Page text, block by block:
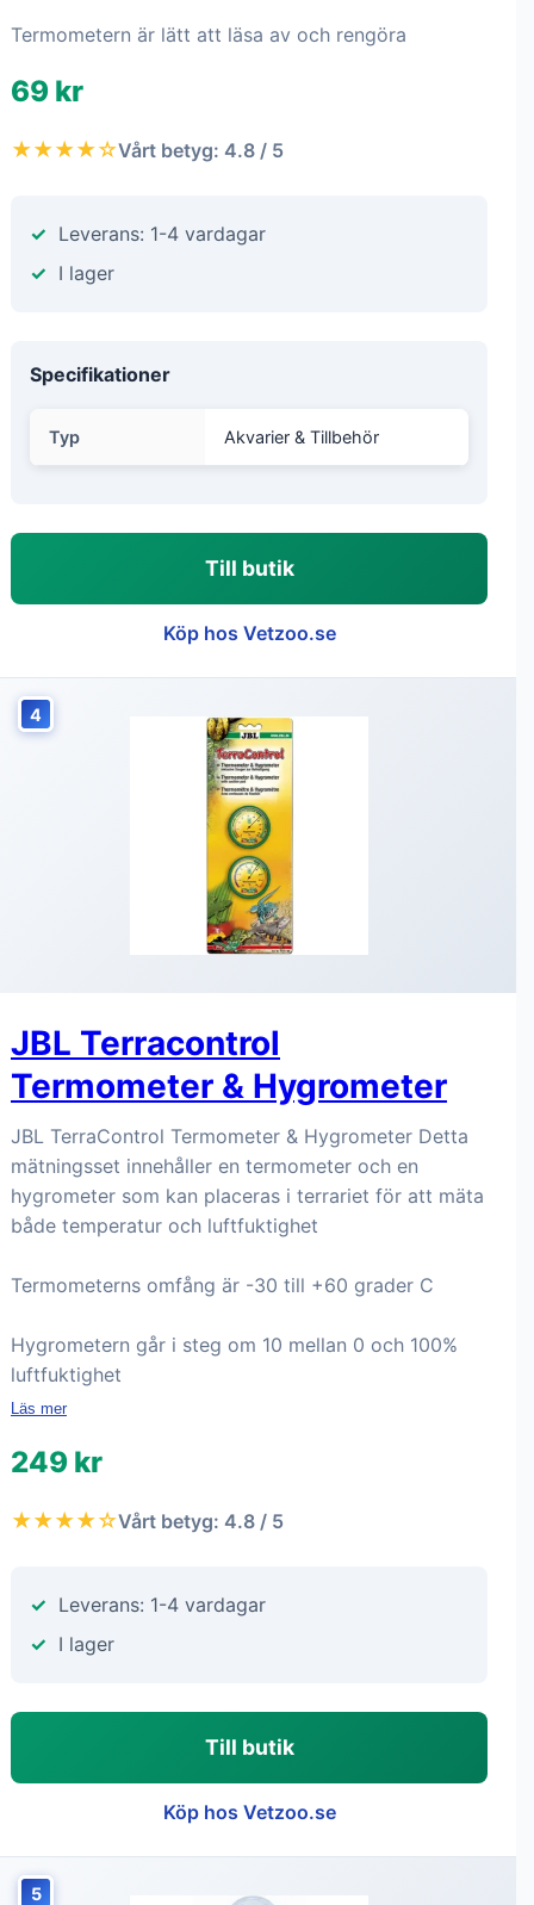
Termometern är lätt att läsa av och rengöra
69 kr
★★★★☆Vårt betyg: 4.8 / 5
Leverans: 1-4 vardagar
I lager
Specifikationer
Typ Akvarier & Tillbehör
Till butik
Köp hos Vetzoo.se
4
JBL Terracontrol
Termometer & Hygrometer
JBL TerraControl Termometer & Hygrometer Detta
mätningsset innehåller en termometer och en
hygrometer som kan placeras i terrariet för att mäta
både temperatur och luftfuktighet
Termometerns omfång är -30 till +60 grader C
Hygrometern går i steg om 10 mellan 0 och 100%
luftfuktighet
Läs mer
249 kr
★★★★☆Vårt betyg: 4.8 / 5
Leverans: 1-4 vardagar
I lager
Till butik
Köp hos Vetzoo.se
5